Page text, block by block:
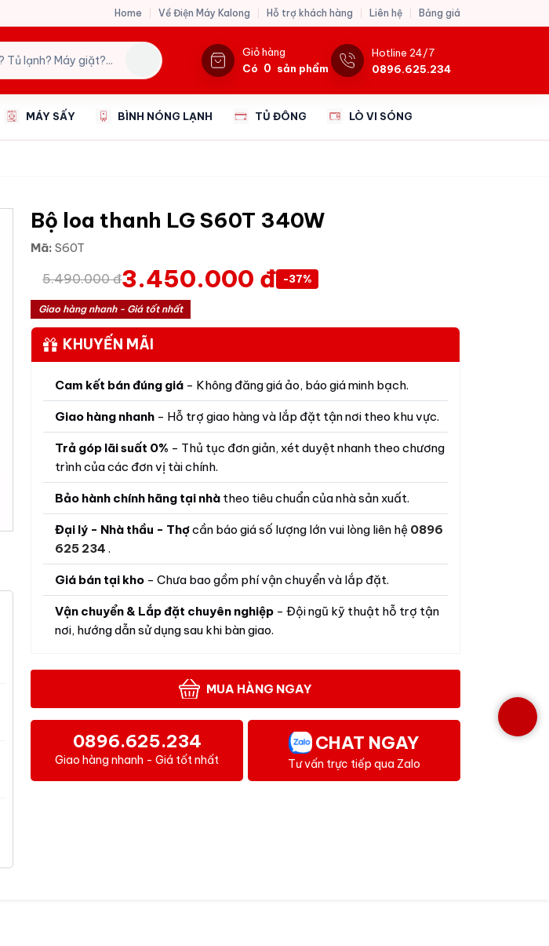
Home Về Điện Máy Kalong Hỗ trợ khách hàng Liên hệ Bảng giá
Giỏ hàng
Có 0 sản phẩm
Hotline 24/7
0896.625.234
MÁY SẤY BÌNH NÓNG LẠNH TỦ ĐÔNG LÒ VI SÓNG
Bộ loa thanh LG S60T 340W
Mã:S60T
5.490.000 đ3.450.000 đ -37%
Giao hàng nhanh - Giá tốt nhất
KHUYẾN MÃI
Cam kết bán đúng giá - Không đăng giá ảo, báo giá minh bạch.
Giao hàng nhanh - Hỗ trợ giao hàng và lắp đặt tận nơi theo khu vực.
Trả góp lãi suất 0% - Thủ tục đơn giản, xét duyệt nhanh theo chương
trình của các đơn vị tài chính.
Bảo hành chính hãng tại nhà theo tiêu chuẩn của nhà sản xuất.
Đại lý - Nhà thầu - Thợcần báo giá số lượng lớn vui lòng liên hệ 0896
625 234.
Giá bán tại kho - Chưa bao gồm phí vận chuyển và lắp đặt.
Vận chuyển & Lắp đặt chuyên nghiệp - Đội ngũ kỹ thuật hỗ trợ tận
nơi, hướng dẫn sử dụng sau khi bàn giao.
MUA HÀNG NGAY
0896.625.234
Giao hàng nhanh - Giá tốt nhất
CHAT NGAY
Tư vấn trực tiếp qua Zalo